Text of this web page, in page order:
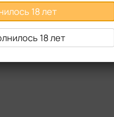
18 лет
18 лет